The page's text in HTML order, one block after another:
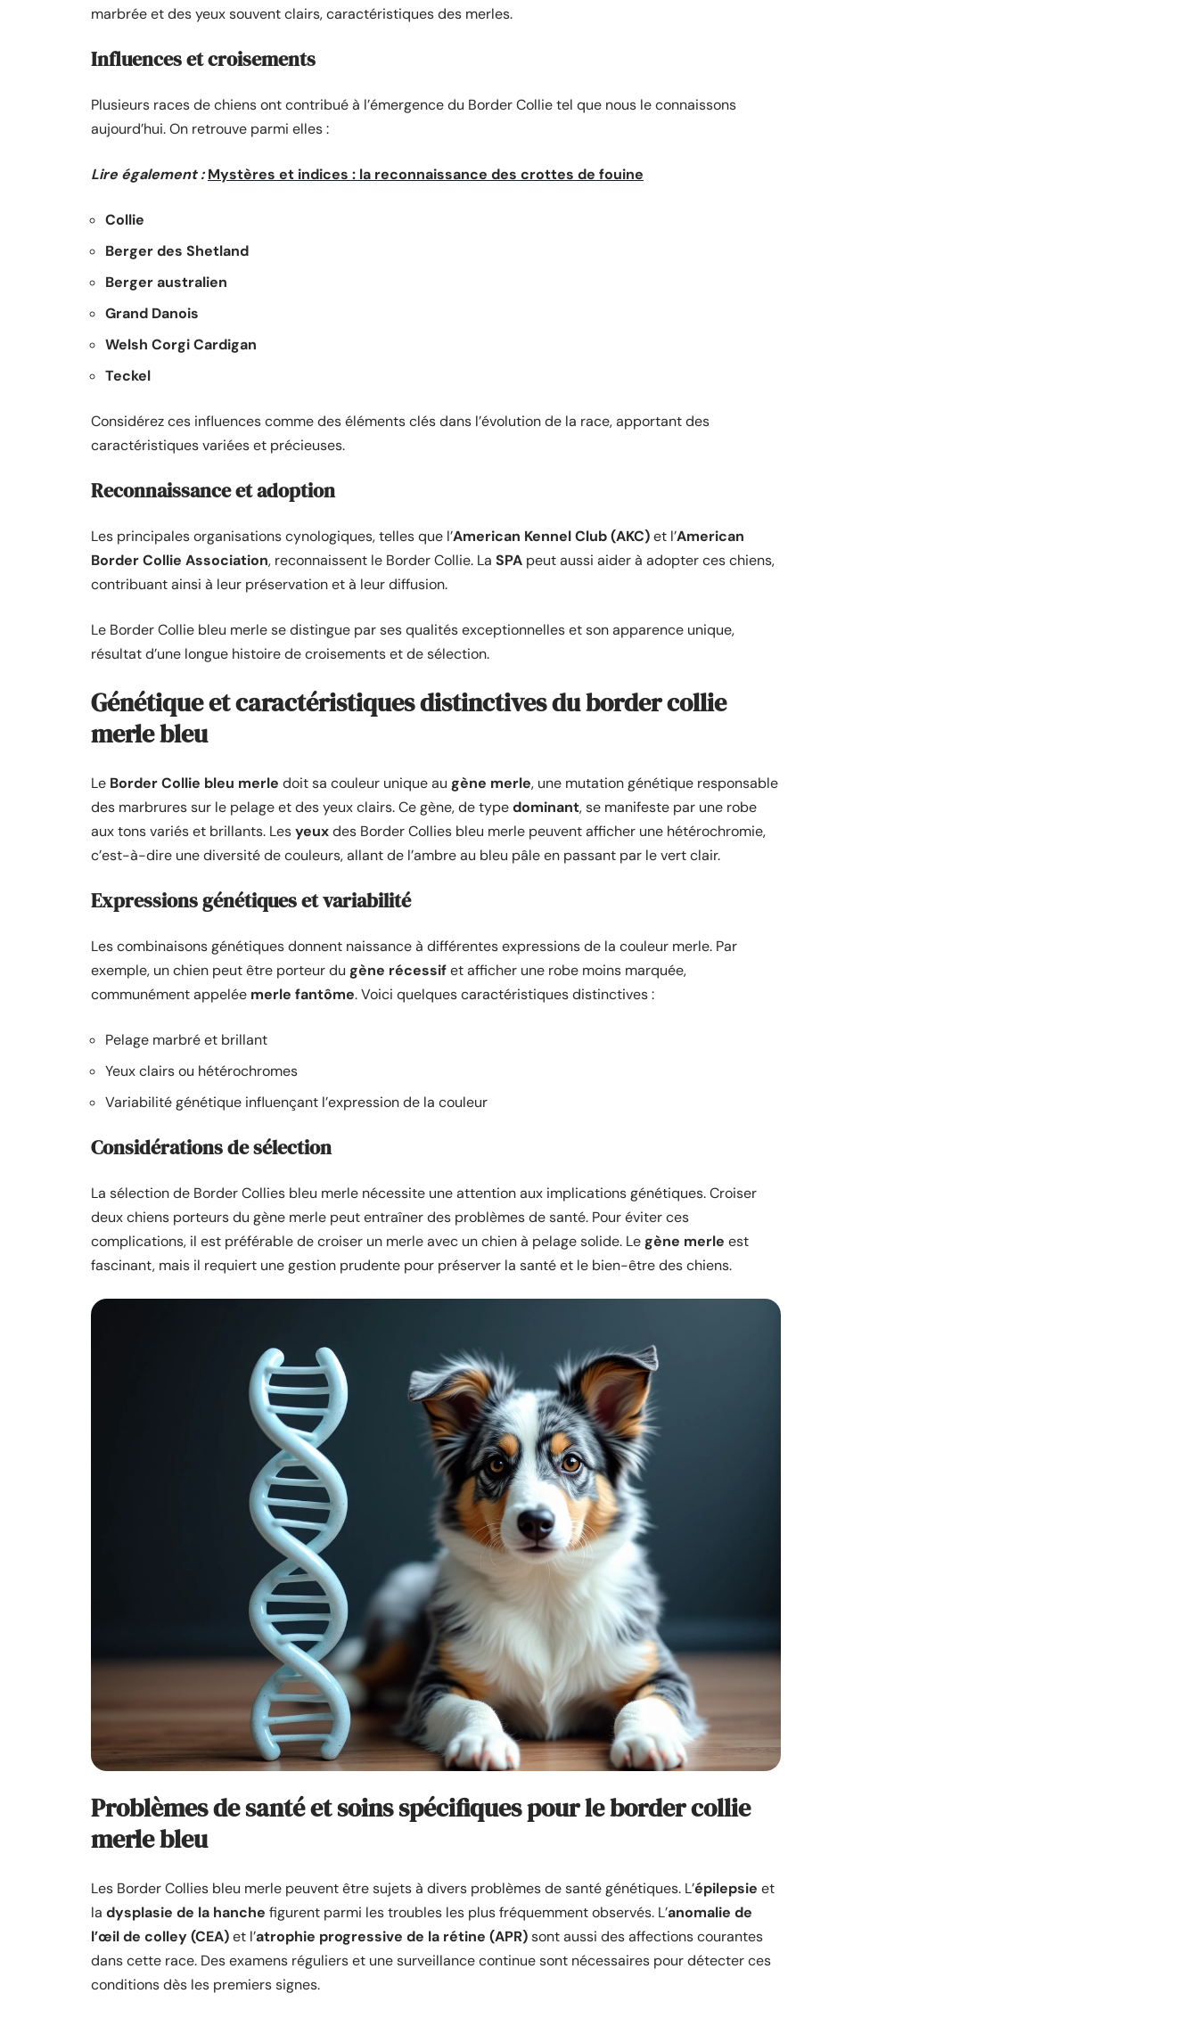
marbrée et des yeux souvent clairs, caractéristiques des merles.
Influences et croisements
Plusieurs races de chiens ont contribué à l’émergence du Border Collie tel que nous le connaissons
aujourd’hui. On retrouve parmi elles :
Lire également : Mystères et indices : la reconnaissance des crottes de fouine
Collie
Berger des Shetland
Berger australien
Grand Danois
Welsh Corgi Cardigan
Teckel
Considérez ces influences comme des éléments clés dans l’évolution de la race, apportant des
caractéristiques variées et précieuses.
Reconnaissance et adoption
Les principales organisations cynologiques, telles que l’American Kennel Club (AKC)et l’American
Border Collie Association, reconnaissent le Border Collie. La SPA peut aussi aider à adopter ces chiens,
contribuant ainsi à leur préservation et à leur diffusion.
Le Border Collie bleu merle se distingue par ses qualités exceptionnelles et son apparence unique,
résultat d’une longue histoire de croisements et de sélection.
Génétique et caractéristiques distinctives du border collie
merle bleu
Le Border Collie bleu merle doit sa couleur unique au gène merle, une mutation génétique responsable
des marbrures sur le pelage et des yeux clairs. Ce gène, de typedominant, se manifeste par une robe
aux tons variés et brillants. Lesyeuxdes Border Collies bleu merle peuvent afficher une hétérochromie,
c’est-à-dire une diversité de couleurs, allant de l’ambre au bleu pâle en passant par le vert clair.
Expressions génétiques et variabilité
Les combinaisons génétiques donnent naissance à différentes expressions de la couleur merle. Par
exemple, un chien peut être porteur du gène récessifet afficher une robe moins marquée,
communément appelée merle fantôme. Voici quelques caractéristiques distinctives :
Pelage marbré et brillant
Yeux clairs ou hétérochromes
Variabilité génétique influençant l’expression de la couleur
Considérations de sélection
La sélection de Border Collies bleu merle nécessite une attention aux implications génétiques. Croiser
deux chiens porteurs du gène merle peut entraîner des problèmes de santé. Pour éviter ces
complications, il est préférable de croiser un merle avec un chien à pelage solide. Legène merle est
fascinant, mais il requiert une gestion prudente pour préserver la santé et le bien-être des chiens.
Problèmes de santé et soins spécifiques pour le border collie
merle bleu
Les Border Collies bleu merle peuvent être sujets à divers problèmes de santé génétiques. L’épilepsie et
la dysplasie de la hanche figurent parmi les troubles les plus fréquemment observés. L’anomalie de
l’œil de colley (CEA)et l’atrophie progressive de la rétine (APR)sont aussi des affections courantes
dans cette race. Des examens réguliers et une surveillance continue sont nécessaires pour détecter ces
conditions dès les premiers signes.